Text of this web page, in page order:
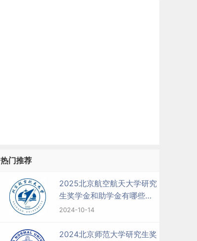
热门推荐
2025北京航空航天大学研究
生奖学金和助学金有哪些，
多少钱？
2024-10-14
2024北京师范大学研究生奖